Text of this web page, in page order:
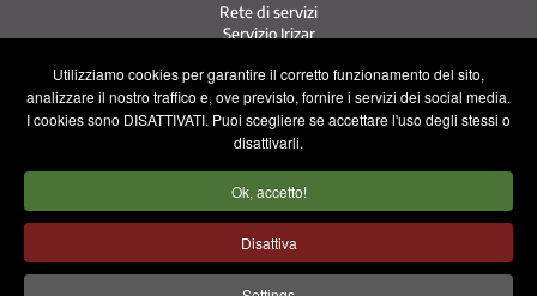
Utilizziamo cookies per garantire il corretto funzionamento del sito,
analizzare il nostro traffico e, ove previsto, fornire i servizi dei social media.
I cookies sono DISATTIVATI. Puoi scegliere se accettare l'uso degli stessi o
disattivarli.
Ok, accetto!
Disattiva
Rete di servizi
Servizio Irizar
Usati
Contatto
Contatto
Lavora con noi
Squadra commerciale
Informativa sulla privacy